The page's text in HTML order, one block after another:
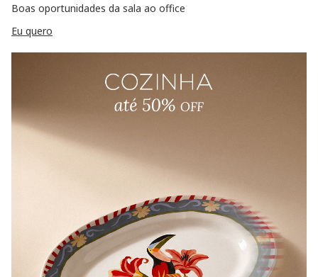
Boas oportunidades da sala ao office
Eu quero